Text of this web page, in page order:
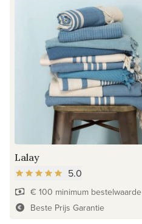
Lalay
5.0
€ 100 minimum bestelwaarde
Beste Prijs Garantie